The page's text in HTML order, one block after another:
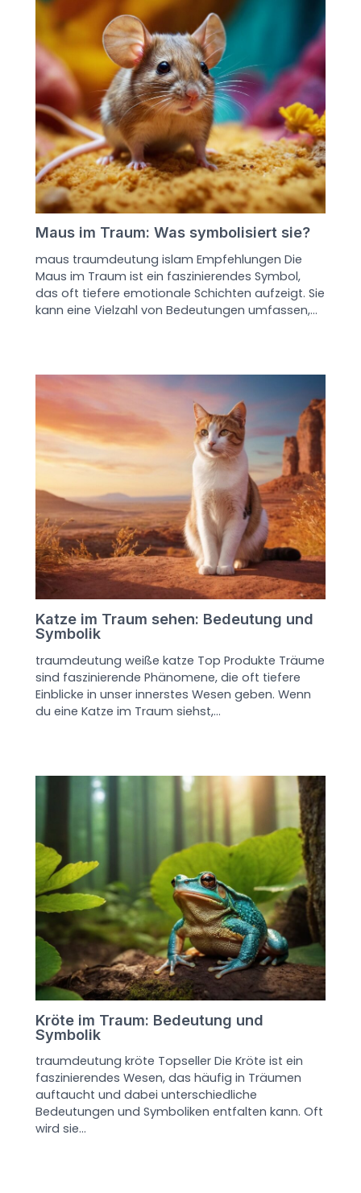
Maus im Traum: Was symbolisiert sie?
maus traumdeutung islam Empfehlungen Die
Maus im Traum ist ein faszinierendes Symbol,
das oft tiefere emotionale Schichten aufzeigt. Sie
kann eine Vielzahl von Bedeutungen umfassen,…
Katze im Traum sehen: Bedeutung und
Symbolik
traumdeutung weiße katze Top Produkte Träume
sind faszinierende Phänomene, die oft tiefere
Einblicke in unser innerstes Wesen geben. Wenn
du eine Katze im Traum siehst,…
Kröte im Traum: Bedeutung und
Symbolik
traumdeutung kröte Topseller Die Kröte ist ein
faszinierendes Wesen, das häufig in Träumen
auftaucht und dabei unterschiedliche
Bedeutungen und Symboliken entfalten kann. Oft
wird sie…